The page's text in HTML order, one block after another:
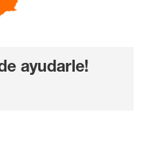
ayudarle!